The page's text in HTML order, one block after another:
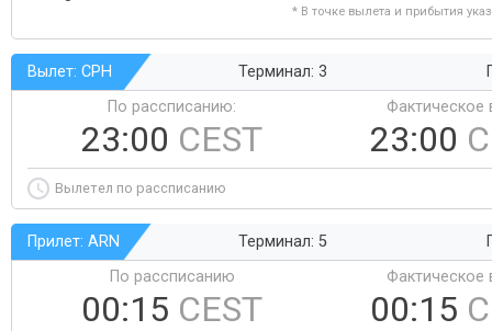
* В точке вылета и прибытия
Вылет: CPH Терминал: 3
По рассписанию:
23:00 CEST
Фактическое
23:00
Вылетел по рассписанию
Прилет: ARN Терминал: 5
По рассписанию
00:15 CEST
Фактическое
00:15